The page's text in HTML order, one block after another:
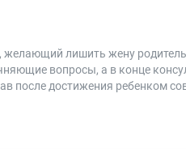
лишить жену
вопросы, а в конце
после достижения ребенком